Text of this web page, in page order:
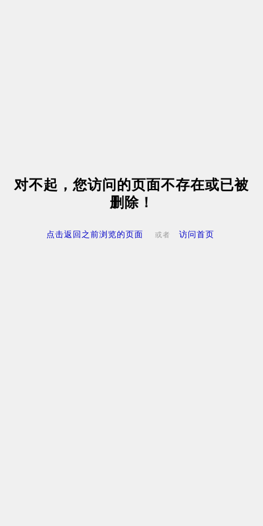
对不起，您访问的页面不存在或已被
删除！
点击返回之前浏览的页面 或者 访问首页